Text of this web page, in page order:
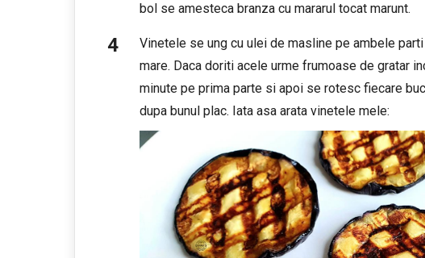
bol se amesteca branza cu mararul tocat marunt.
Vinetele se ung cu ulei de masline pe ambele
mare. Daca doriti acele urme frumoase de gratar
minute pe prima parte si apoi se rotesc fiecare
dupa bunul plac. Iata asa arata vinetele mele: